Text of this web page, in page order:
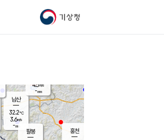
기상청
남산
32.2℃
3.6m/s
-mm
팔봉
홍천
4.5m/s
-mm